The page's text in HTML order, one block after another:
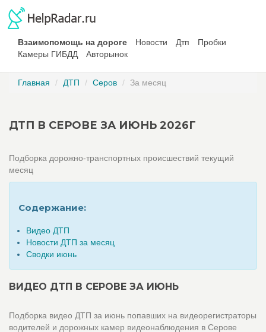
Взаимопомощь на дороге Новости Дтп
Пробки
Камеры ГИБДД
Авторынок
Главная ДТП Серов За месяц
ДТП В СЕРОВЕ ЗА ИЮНЬ 2026Г
Подборка дорожно-транспортных происшествий текущий
месяц
Содержание:
Видео ДТП
Новости ДТП за месяц
Сводки июнь
ВИДЕО ДТП В СЕРОВЕ ЗА ИЮНЬ
Подборка видео ДТП за июнь попавших на видеорегистраторы
водителей и дорожных камер видеонаблюдения в Серове